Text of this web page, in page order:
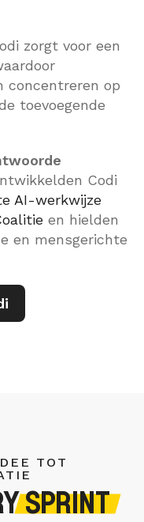
zorgt voor een
concentreren op
toevoegende
Codi
AI-werkwijze
en hielden
en mensgerichte
TOT
SPRINT